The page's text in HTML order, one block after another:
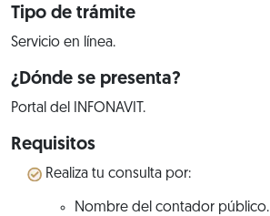
Tipo de trámite
Servicio en línea.
¿Dónde se presenta?
Portal del INFONAVIT.
Requisitos
Realiza tu consulta por:
Nombre del contador público.